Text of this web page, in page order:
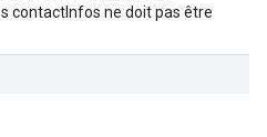
contactInfos ne doit pas être